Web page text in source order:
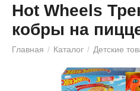
Hot Wheels
кобры на
Главная / Каталог / Детские